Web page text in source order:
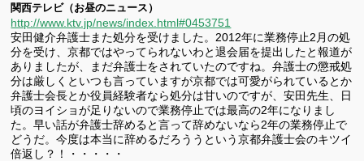
関西テレビ（お昼のニュース）
http://www.ktv.jp/news/index.html#0453751
安田健介弁護士また処分を受けました。2012年に業務停止2月の処
分を受け、京都ではやってられないわと退会届を提出したと報道が
ありましたが、まだ弁護士をされていたのですね。弁護士の懲戒処
分は厳しくといつも言っていますが京都では可愛がられているとか
弁護士会長とか役員経験者なら処分は甘いのですが、安田先生、日
頃のヨイショが足りないので業務停止では最高の2年になりまし
た。早い話が弁護士辞めると言って辞めないなら2年の業務停止で
どうだ。今度は本当に辞めるだろううという京都弁護士会のキツイ
倍返し？！・・・・・